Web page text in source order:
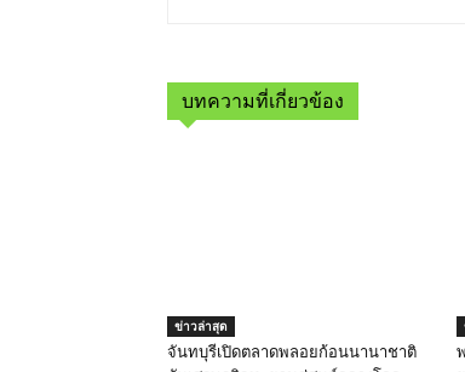
บทความที่เกี่ยวข้อง
ข่าวล่าสุด
จันทบุรีเปิดตลาดพลอยก้อนนานาชาติ